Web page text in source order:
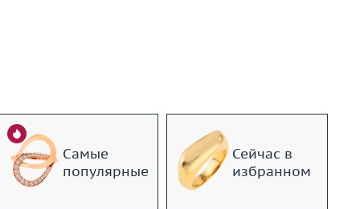
Самые
популярные
Сейчас в
избранном